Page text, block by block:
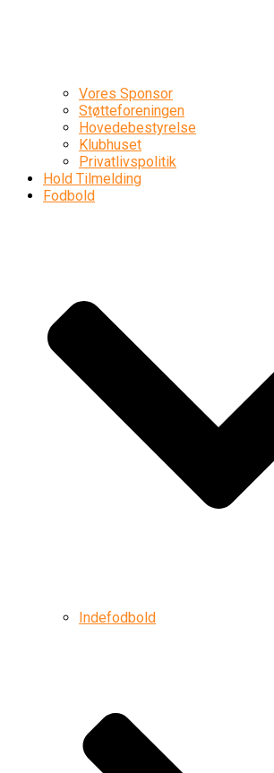
Vores Sponsor
Støtteforeningen
Hovedebestyrelse
Klubhuset
Privatlivspolitik
Hold Tilmelding
Fodbold
Indefodbold